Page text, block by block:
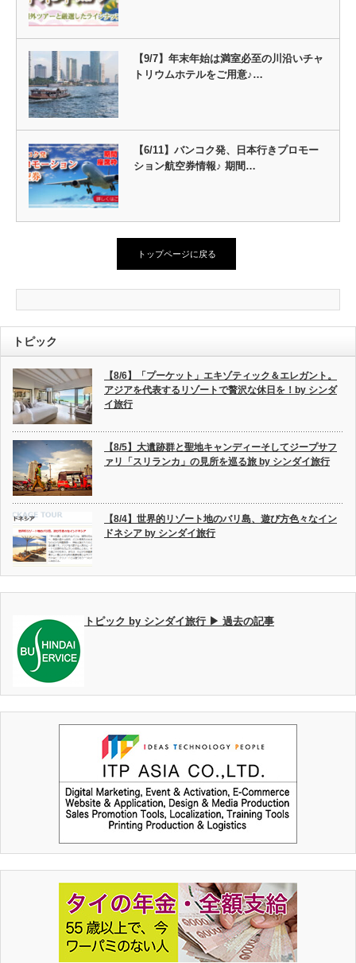
【9/7】年末年始は満室必至の川沿いチャ
トリウムホテルをご用意♪…
【6/11】バンコク発、日本行きプロモー
ション航空券情報♪ 期間…
トップページに戻る
トピック
【8/6】「プーケット」エキゾティック＆エレガント。
アジアを代表するリゾートで贅沢な休日を！by シンダ
イ旅行
【8/5】大遺跡群と聖地キャンディーそしてジープサフ
ァリ「スリランカ」の見所を巡る旅 by シンダイ旅行
【8/4】世界的リゾート地のバリ島、遊び方色々なイン
ドネシア by シンダイ旅行
トピック by シンダイ旅行 ▶ 過去の記事